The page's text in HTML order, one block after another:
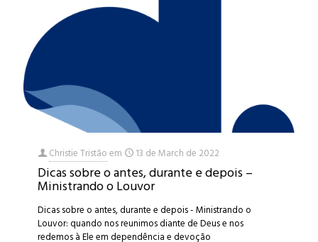
Christie Tristãoem 13 de March de 2022
Dicas sobre o antes, durante e depois –
Ministrando o Louvor
Dicas sobre o antes, durante e depois - Ministrando o
Louvor: quando nos reunimos diante de Deus e nos
redemos à Ele em dependência e devoção